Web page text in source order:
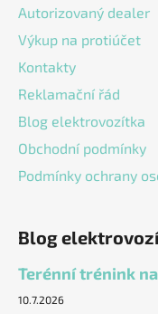
Autorizovaný dealer
Výkup na protiúčet
Kontakty
Reklamační řád
Blog elektrovozítka
Obchodní podmínky
Podmínky ochrany
Blog
Terénní trénink
10.7.2026